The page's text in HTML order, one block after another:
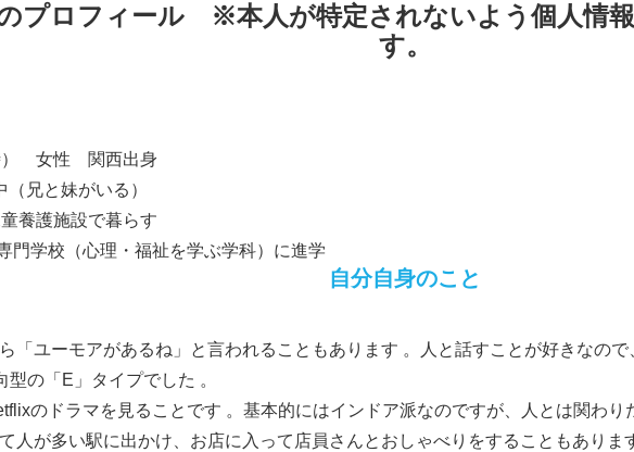
プロフィール
※本人が特定されないよう個人情
す。
） 女性 関西出身
兄と妹がいる）
養護施設で暮らす
門学校（心理・福祉を学ぶ学科）に進学
自分自身のこと
「ユーモアがあるね」と言われることもあります 。人と話すことが好きなの
の「E」タイプでした 。
のドラマを見ることです 。基本的にはインドア派なのですが、人とは関わり
人が多い駅に出かけ、お店に入って店員さんとおしゃべりをすることもありま